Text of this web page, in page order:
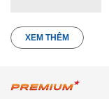
XEM THÊM